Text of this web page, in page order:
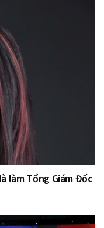
làm Tổng Giám Đốc